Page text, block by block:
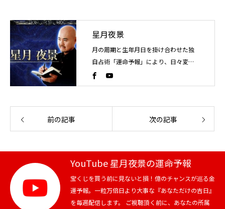
星月夜景
月の周期と生年月日を掛け合わせた独
自占術「運命予報」により、日々変化
する運気の流れを読み解く占い師。こ
れまでに4万人以上を鑑定。
前の記事 次の記事
YouTube 星月夜景の運命予報
宝くじを買う前に見ないと損！億のチャンスが巡る金
運予報。一粒万倍日より大事な『あなただけの吉日』
を毎週配信します。 ご視聴頂く前に、あなたの所属